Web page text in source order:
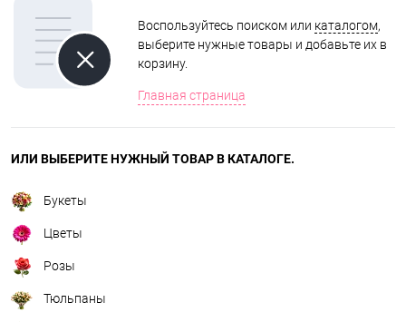
Воспользуйтесь поиском или каталогом,
выберите нужные товары и добавьте их в
корзину.
Главная страница
ИЛИ ВЫБЕРИТЕ НУЖНЫЙ ТОВАР В КАТАЛОГЕ.
Букеты
Цветы
Розы
Тюльпаны